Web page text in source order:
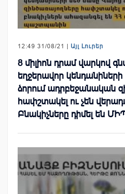
12:49 31/08/21 | Այլ Լուրեր
8 միլիոն դրամ վարկով
եղջերավոր
ձորում ադրբեջանական
հափշտակել ու չեն
Բնակիչները դիմել են